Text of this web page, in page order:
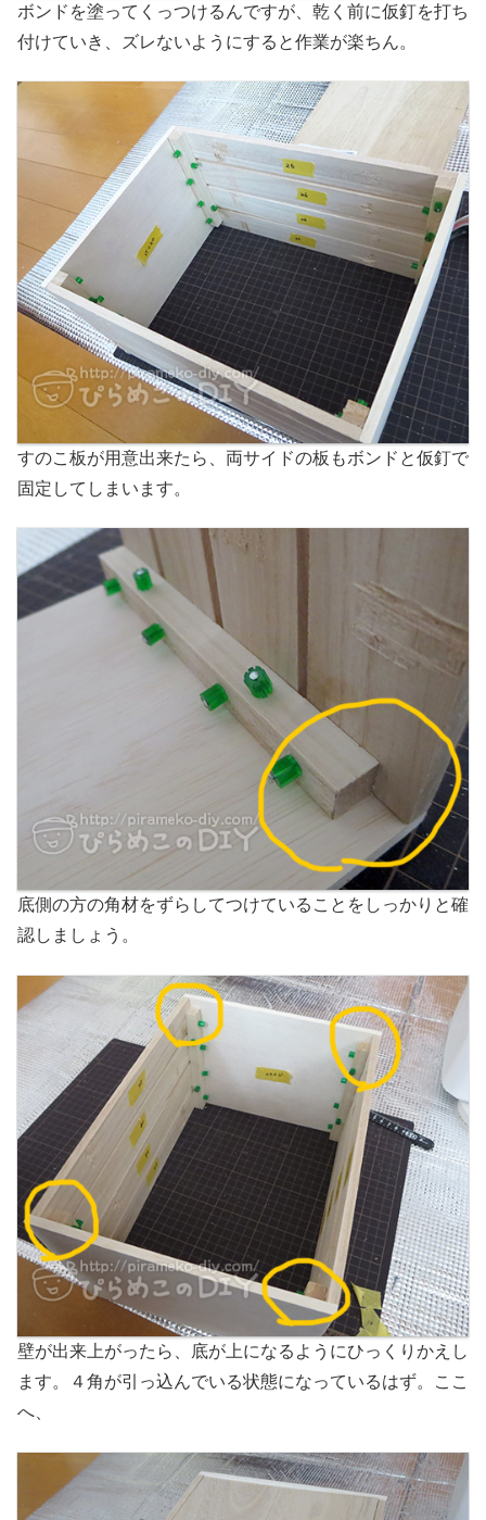
ボンドを塗ってくっつけるんですが、乾く前に仮釘を打ち
付けていき、ズレないようにすると作業が楽ちん。
すのこ板が用意出来たら、両サイドの板もボンドと仮釘で
固定してしまいます。
底側の方の角材をずらしてつけていることをしっかりと確
認しましょう。
壁が出来上がったら、底が上になるようにひっくりかえし
ます。４角が引っ込んでいる状態になっているはず。ここ
へ、